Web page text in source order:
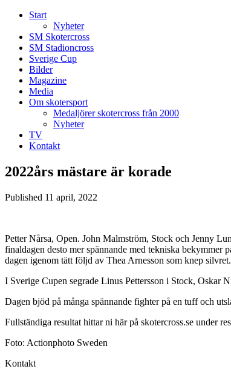
Start
Nyheter
SM Skotercross
SM Stadioncross
Sverige Cup
Bilder
Magazine
Media
Om skotersport
Medaljörer skotercross från 2000
Nyheter
TV
Kontakt
2022års mästare är korade
Published 11 april, 2022
Petter Nårsa, Open. John Malmström, Stock och Jenny
finaldagen desto mer spännande med tekniska bekymmer
dagen igenom tätt följd av Thea Arnesson som knep silvret.
I Sverige Cupen segrade Linus Pettersson i Stock, Oskar
Dagen bjöd på många spännande fighter på en tuff och
Fullständiga resultat hittar ni här på skotercross.se under
Foto: Actionphoto Sweden
Kontakt